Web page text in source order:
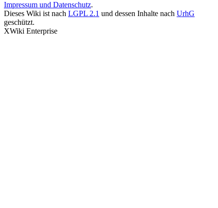
Impressum und Datenschutz.
Dieses Wiki ist nach LGPL 2.1 und dessen Inhalte nach UrhG
geschützt.
XWiki Enterprise